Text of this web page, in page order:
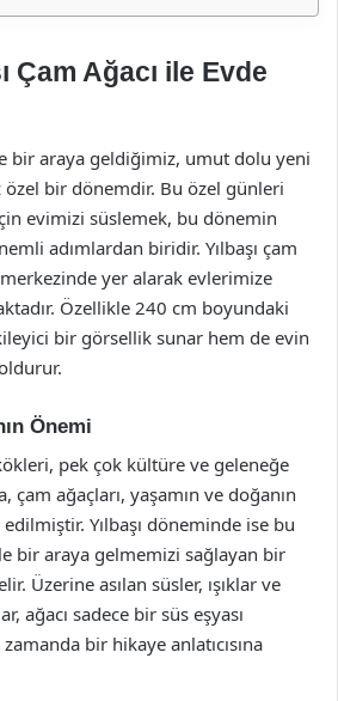
Çam Ağacı ile Evde
bir araya geldiğimiz, umut dolu yeni
özel bir dönemdir. Bu özel günleri
evimizi süslemek, bu dönemin
adımlardan biridir. Yılbaşı çam
yer alarak evlerimize
Özellikle 240 cm boyundaki
bir görsellik sunar hem de evin
Önemi
kökleri, pek çok kültüre ve geleneğe
çam ağaçları, yaşamın ve doğanın
Yılbaşı döneminde ise bu
bir araya gelmemizi sağlayan bir
Üzerine asılan süsler, ışıklar ve
ağacı sadece bir süs eşyası
bir hikaye anlatıcısına